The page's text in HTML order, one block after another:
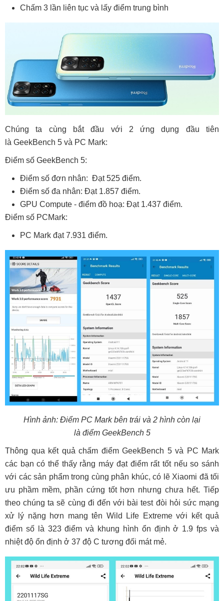
Chấm 3 lần liên tục và lấy điểm trung bình
Chúng ta cùng bắt đầu với 2 ứng dụng đầu tiên
là GeekBench 5 và PC Mark:
Điểm số GeekBench 5:
Điểm số đơn nhân: Đạt 525 điểm.
Điểm số đa nhân: Đạt 1.857 điểm.
GPU Compute - điểm đồ hoạ: Đạt 1.437 điểm.
Điểm số PCMark:
PC Mark đạt 7.931 điểm.
Hình ảnh: Điểm PC Mark bên trái và 2 hình còn lại
là điểm GeekBench 5
Thông qua kết quả chấm điểm GeekBench 5 và PC Mark
các bạn có thể thấy rằng máy đạt điểm rất tốt nếu so sánh
với các sản phẩm trong cùng phân khúc, có lẽ Xiaomi đã tối
ưu phầm mềm, phần cứng tốt hơn nhưng chưa hết. Tiếp
theo chúng ta sẽ cùng đi đến với bài test đòi hỏi sức mạng
xử lý nặng hơn mang tên Wild Life Extreme với kết quả
điểm số là 323 điểm và khung hình ổn định ở 1.9 fps và
nhiệt độ ổn định ở 37 độ C tương đối mát mẻ.